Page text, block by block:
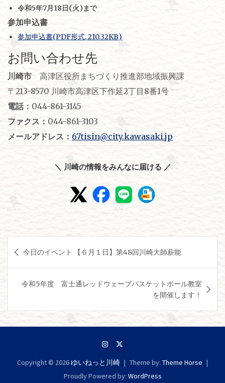
令和5年7月18日(火)まで
参加申込書
参加申込書(PDF形式, 210.32KB)
お問い合わせ先
川崎市 高津区役所まちづくり推進部地域振興課
〒213-8570 川崎市高津区下作延2丁目8番1号
電話： 044-861-3145
ファクス： 044-861-3103
メールアドレス： 67tisin@city.kawasaki.jp
＼ 川崎の情報をみんなに届ける ／
投
稿
ナ
ゲ
ー
ョ
今日のイベント 【６月１日】第48回川崎大師薪能
令和5年度 富士通レッドウェーブバスケットボール教室
を開催します！
Copyright © 2026 ゆいねっと川崎 Theme by: Theme Horse
Proudly Powered by: WordPress